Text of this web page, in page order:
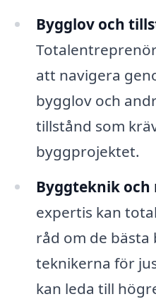
Bygglov och
att navigera
bygglov och
tillstånd som
byggprojektet.
Byggteknik
expertis kan
råd om de
teknikerna för
kan leda till